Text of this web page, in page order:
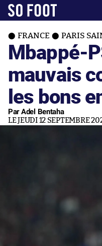
FRANCE PARIS
Mbappé-
mauvais
les bons
Par Adel Bentaha
LE JEUDI 12 SEPTEMBRE